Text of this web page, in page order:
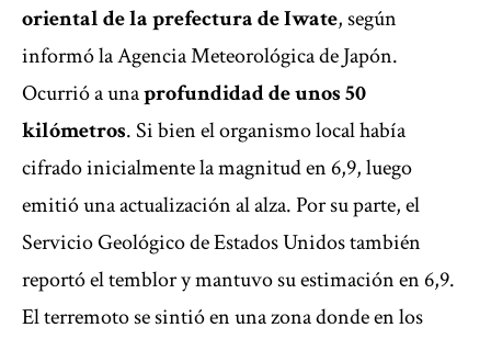
oriental de la prefectura de Iwate, según
informó la Agencia Meteorológica de Japón.
Ocurrió a unaprofundidad de unos 50
kilómetros. Si bien el organismo local había
cifrado inicialmente la magnitud en 6,9, luego
emitió una actualización al alza. Por su parte, el
Servicio Geológico de Estados Unidos también
reportó el temblor y mantuvo su estimación en 6,9.
El terremoto se sintió en una zona donde en los